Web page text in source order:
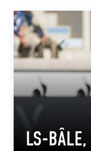
LS-